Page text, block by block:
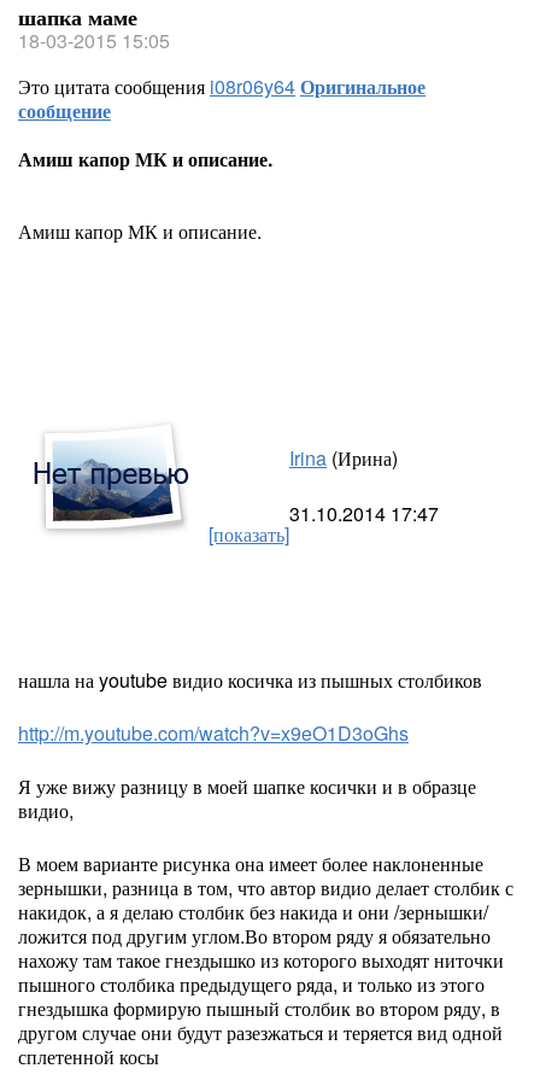
шапка маме
18-03-2015 15:05
Это цитата сообщения i08r06y64Оригинальное
сообщение
Амиш капор МК и описание.
Амиш капор МК и описание.
[показать]
Irina (Ирина)
31.10.2014 17:47
нашла на youtube видио косичка из пышных столбиков
http://m.youtube.com/watch?v=x9eO1D3oGhs
Я уже вижу разницу в моей шапке косички и в образце
видио,
В моем варианте рисунка она имеет более наклоненные
зернышки, разница в том, что автор видио делает столбик с
накидок, а я делаю столбик без накида и они /зернышки/
ложится под другим углом.Во втором ряду я обязательно
нахожу там такое гнездышко из которого выходят ниточки
пышного столбика предыдущего ряда, и только из этого
гнездышка формирую пышный столбик во втором ряду, в
другом случае они будут разезжаться и теряется вид одной
сплетенной косы